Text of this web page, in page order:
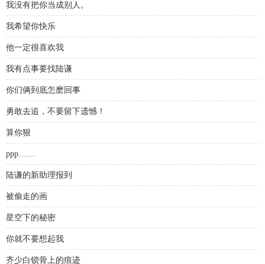
我没有把你当成别人。
我希望你快乐
他一定很喜欢我
我有点事要找陆谦
你们俩到底怎麽回事
勇敢去追，不要留下遗憾！
算你狠
ppp……
陆谦的新助理报到
被偷走的画
星空下的秘密
你就不要想起我
齐少白锁骨上的痕迹